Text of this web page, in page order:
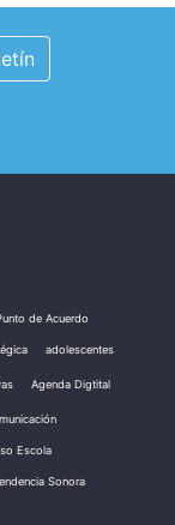
de Acuerdo
adolescentes
Agenda Digtital
Escola
Sonora